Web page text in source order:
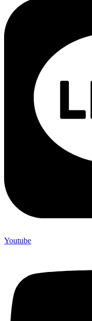
Youtube